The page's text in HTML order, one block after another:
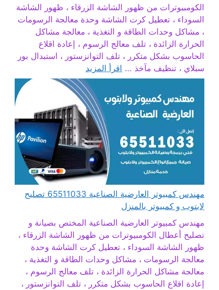
الكومبيوترات من ظهور الشاشة الزرقاء ، ظهور الشاشة
السوداء ، تعطيل كرت الشاشة وحدة معالجة الرسومات
، مشاكل وحدات الطاقة و التغذية ، معالجة مشاكل
الحرارة الزائدة ، تلف معالج الرسوم ، إعادة اقلاع
الحاسوب بشكل متكرر ، تلف التوانزستور ، استبدال بور
سبلاي ، تنظيف مآخذ ... اقرأ المزيد
مهندس كمبيوتر العارضية الصناعية 65511033 تصليح
لابتوب و كمبيوتر بالمنزل
مهندس كمبيوتر العارضية الصناعية المختص بصيانة و
تصليح أعطال الكومبيوترات من ظهور الشاشة الزرقاء ،
ظهور الشاشة السوداء ، تعطيل كرت الشاشة وحدة
معالجة الرسومات ، مشاكل وحدات الطاقة و التغذية ،
معالجة مشاكل الحرارة الزائدة ، تلف معالج الرسوم ،
إعادة اقلاع الحاسوب بشكل متكرر ، تلف التوانزستور ،